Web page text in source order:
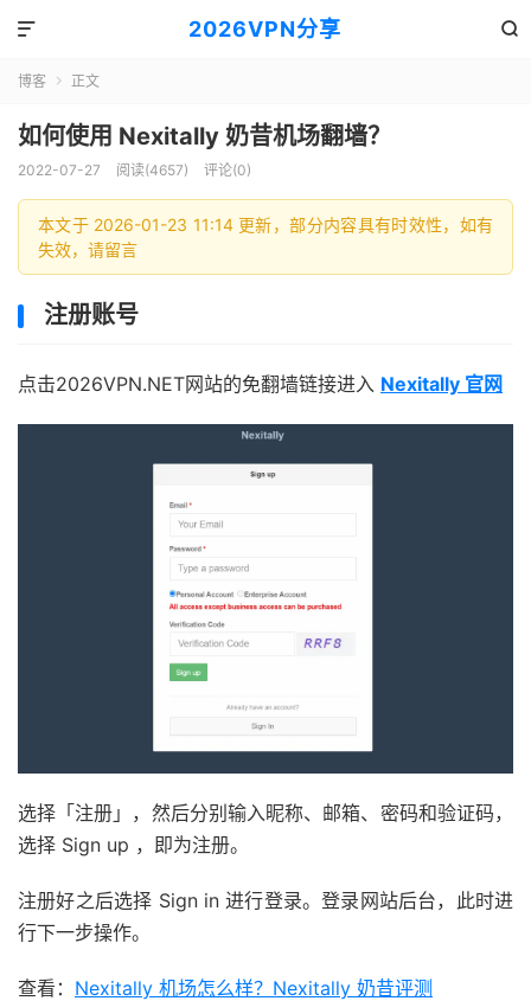
2026VPN分享 

博客  正文
如何使用 Nexitally 奶昔机场翻墙？
2022-07-27 阅读(4657) 评论(0)
本文于 2026-01-23 11:14 更新，部分内容具有时效性，如有
失效，请留言
注册账号
点击2026VPN.NET网站的免翻墙链接进入 Nexitally 官网
选择「注册」，然后分别输入昵称、邮箱、密码和验证码，
选择 Sign up ，即为注册。
注册好之后选择 Sign in 进行登录。登录网站后台，此时进
行下一步操作。
查看： Nexitally 机场怎么样？Nexitally 奶昔评测